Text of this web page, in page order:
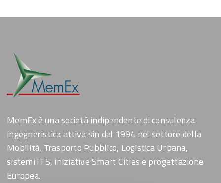
MemEx è una società indipendente di consulenza
ingegneristica attiva sin dal 1994 nel settore della
Mobilità, Trasporto Pubblico, Logistica Urbana,
sistemi ITS, iniziative Smart Cities e progettazione
Europea.